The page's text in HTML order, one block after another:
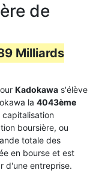
de
Milliards
Kadokawa s'élève
la 4043ème
capitalisation
boursière, ou
totale des
en bourse et est
d'une entreprise.